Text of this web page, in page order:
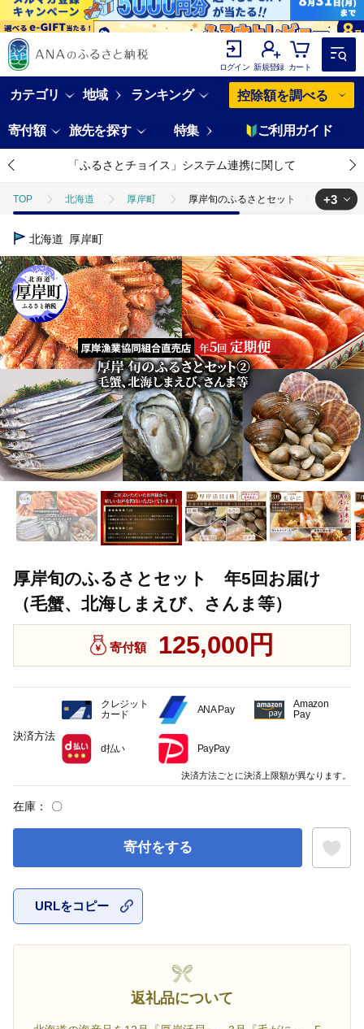
ログイン 新規登録 カート
カテゴリ 地域 ランキング 控除額を調べる
寄付額 旅先を探す 特集 ご利用ガイド
「ふるさとチョイス」システム連携に関して
TOP 北海道 厚岸町 厚岸旬のふるさとセット 年5回お届け
TOP
TOP 魚介類 鮮魚 厚岸旬のふるさとセット 年5回お届け（
TOP 魚介類 えび 厚岸旬のふるさとセット 年5回お届け（
+3
北海道 厚岸町
厚岸旬のふるさとセット 年5回お届け
（毛蟹、北海しまえび、さんま等）
寄付額 125,000円
在庫： 〇
寄付をする
URLをコピー
返礼品について
決済方法
クレジット
カード
ANA Pay
Amazon
Pay
d払い PayPay
決済方法ごとに決済上限額が異なります。